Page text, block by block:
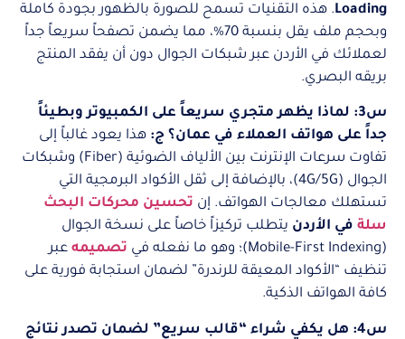
Loading. هذه التقنيات تسمح للصورة بالظهور بجودة كاملة
وبحجم ملف يقل بنسبة 70%، مما يضمن تصفحاً سريعاً جداً
لعملائك في الأردن عبر شبكات الجوال دون أن يفقد المنتج
بريقه البصري.
س3: لماذا يظهر متجري سريعاً على الكمبيوتر وبطيئاً
جداً على هواتف العملاء في عمان؟ ج: هذا يعود غالباً إلى
تفاوت سرعات الإنترنت بين الألياف الضوئية (Fiber) وشبكات
الجوال (4G/5G)، بالإضافة إلى ثقل الأكواد البرمجية التي
تستهلك معالجات الهواتف. إن تحسين محركات البحث
سلة في الأردن يتطلب تركيزاً خاصاً على نسخة الجوال
(Mobile-First Indexing)؛ وهو ما نفعله في
تصميمه عبر
تنظيف “الأكواد المعيقة للرندرة” لضمان استجابة فورية على
كافة الهواتف الذكية.
س4: هل يكفي شراء “قالب سريع” لضمان تصدر نتائج